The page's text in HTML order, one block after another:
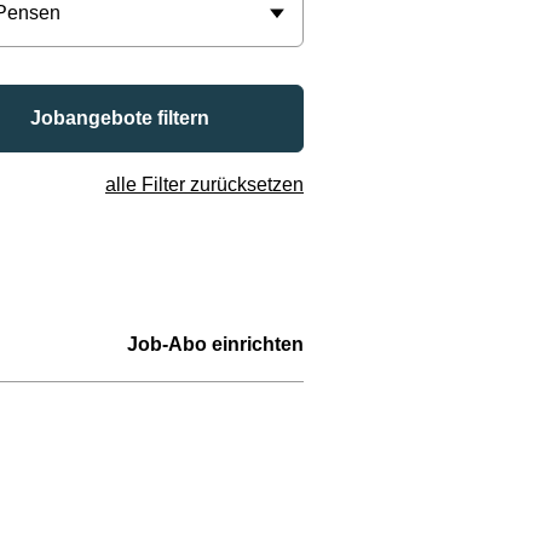
Jobangebote filtern
alle Filter zurücksetzen
Job-Abo einrichten